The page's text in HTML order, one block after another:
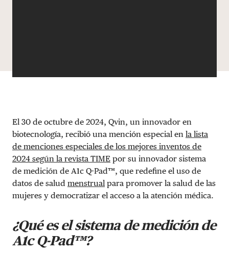
El 30 de octubre de 2024, Qvin, un innovador en
biotecnología, recibió una mención especial en la lista
de menciones especiales de los mejores inventos de
2024 según la revista TIME por su innovador sistema
de medición de A1c Q-Pad™, que redefine el uso de
datos de salud menstrual para promover la salud de las
mujeres y democratizar el acceso a la atención médica.
¿Qué es el sistema de medición de
A1c Q-Pad™?